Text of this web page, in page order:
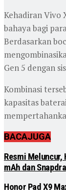
Kehadiran Vivo
bahaya bagi
Berdasarkan
Gen 5 dengan
Kombinasi
kapasitas
BACAJUGA
Resmi Meluncur,
mAh dan
Honor Pad X9